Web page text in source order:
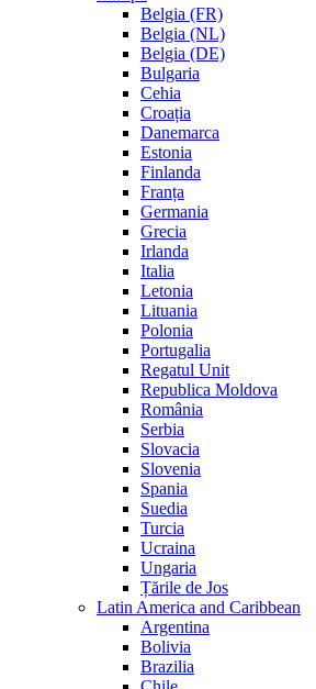
Belgia (FR)
Belgia (NL)
Belgia (DE)
Bulgaria
Cehia
Croația
Danemarca
Estonia
Finlanda
Franța
Germania
Grecia
Irlanda
Italia
Letonia
Lituania
Polonia
Portugalia
Regatul Unit
Republica Moldova
România
Serbia
Slovacia
Slovenia
Spania
Suedia
Turcia
Ucraina
Ungaria
Țările de Jos
Latin America and Caribbean
Argentina
Bolivia
Brazilia